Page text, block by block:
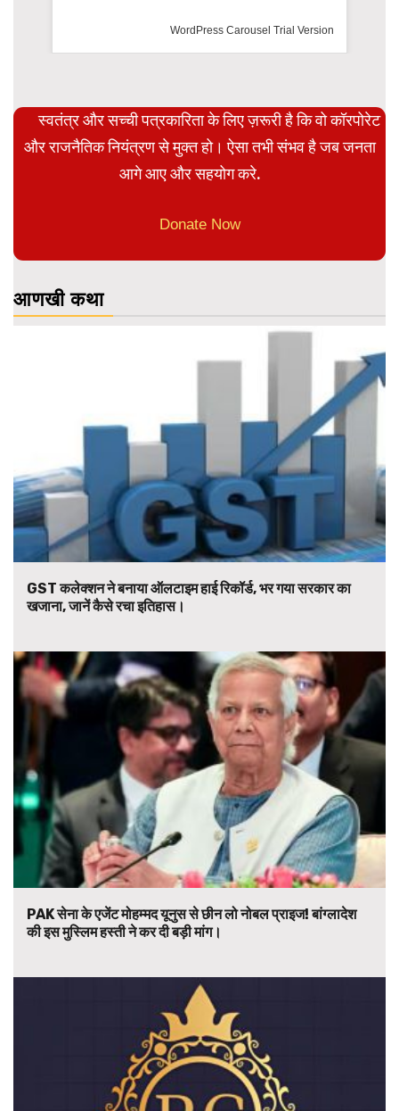
स्वतंत्र और सच्ची पत्रकारिता के लिए ज़रूरी है कि वो कॉरपोरेट
और राजनैतिक नियंत्रण से मुक्त हो। ऐसा तभी संभव है जब जनता
आगे आए और सहयोग करे.
Donate Now
आणखी कथा
GST कलेक्शन ने बनाया ऑलटाइम हाई रिकॉर्ड, भर गया सरकार का
खजाना, जानें कैसे रचा इतिहास।
PAK सेना के एजेंट मोहम्मद यूनुस से छीन लो नोबल प्राइज! बांग्लादेश
की इस मुस्लिम हस्ती ने कर दी बड़ी मांग।